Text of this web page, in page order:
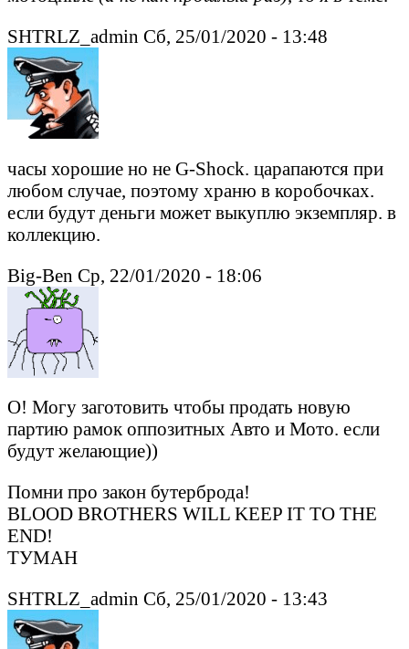
SHTRLZ_admin Сб, 25/01/2020 - 13:48
часы хорошие но не G-Shock. царапаются при
любом случае, поэтому храню в коробочках.
если будут деньги может выкуплю экземпляр. в
коллекцию.
Big-Ben Ср, 22/01/2020 - 18:06
О! Могу заготовить чтобы продать новую
партию рамок оппозитных Авто и Мото. если
будут желающие))
Помни про закон бутерброда!
BLOOD BROTHERS WILL KEEP IT TO THE
END!
ТУМАН
SHTRLZ_admin Сб, 25/01/2020 - 13:43